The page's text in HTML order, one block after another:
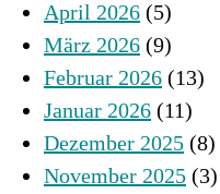
April 2026 (5)
März 2026 (9)
Februar 2026 (13)
Januar 2026 (11)
Dezember 2025 (8)
November 2025 (3)